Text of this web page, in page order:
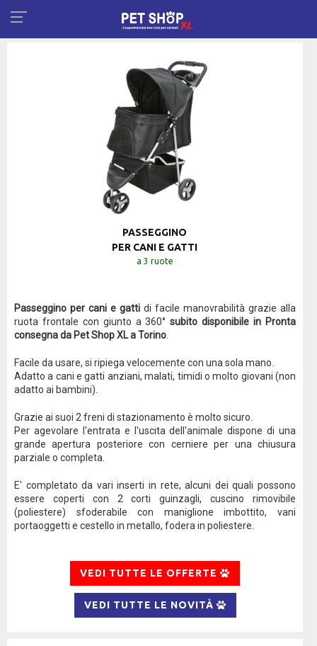
PASSEGGINO
PER CANI E GATTI
a 3 ruote
Passeggino per cani e gatti di facile manovrabilità grazie alla
ruota frontale con giunto a 360°subito disponibile in Pronta
consegna da Pet Shop XL a Torino
Facile da usare, si ripiega velocemente con una sola mano.
Adatto a cani e gatti anziani, malati, timidi o molto giovani (non
adatto ai bambini).
Grazie ai suoi 2 freni di stazionamento è molto sicuro.
Per agevolare l'entrata e l'uscita dell'animale dispone di una
grande apertura posteriore con cerniere per una chiusura
parziale o completa.
E' completato da vari inserti in rete, alcuni dei quali possono
essere coperti con 2 corti guinzagli, cuscino rimovibile
(poliestere) sfoderabile con maniglione imbottito, vani
portaoggetti e cestello in metallo, fodera in poliestere.
VEDI TUTTE LE OFFERTE
VEDI TUTTE LE NOVITÀ